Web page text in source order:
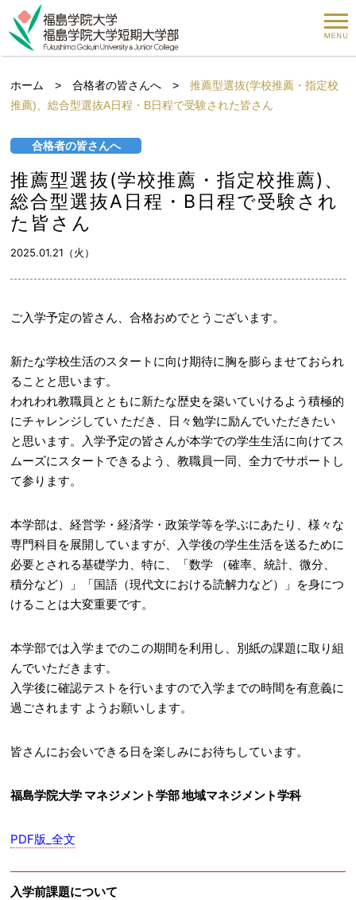
ホーム >合格者の皆さんへ >推薦型選抜(学校推薦・指定校
推薦)、総合型選抜A日程・B日程で受験された皆さん
合格者の皆さんへ
推薦型選抜(学校推薦・指定校推薦)、
総合型選抜A日程・B日程で受験され
た皆さん
2025.01.21（火）
ご入学予定の皆さん、合格おめでとうございます。
新たな学校生活のスタートに向け期待に胸を膨らませておられ
ることと思います。
われわれ教職員とともに新たな歴史を築いていけるよう積極的
にチャレンジしてい ただき、日々勉学に励んでいただきたい
と思います。入学予定の皆さんが本学での学生生活に向けてス
ムーズにスタートできるよう、教職員一同、全力でサポートし
て参ります。
本学部は、経営学・経済学・政策学等を学ぶにあたり、様々な
専門科目を展開していますが、入学後の学生生活を送るために
必要とされる基礎学力、特に、「数学 （確率、統計、微分、
積分など）」「国語（現代文における読解力など）」を身につ
けることは大変重要です。
本学部では入学までのこの期間を利用し、別紙の課題に取り組
んでいただきます。
入学後に確認テストを行いますので入学までの時間を有意義に
過ごされます ようお願いします。
皆さんにお会いできる日を楽しみにお待ちしています。
福島学院大学 マネジメント学部 地域マネジメント学科
PDF版_全文
入学前課題について